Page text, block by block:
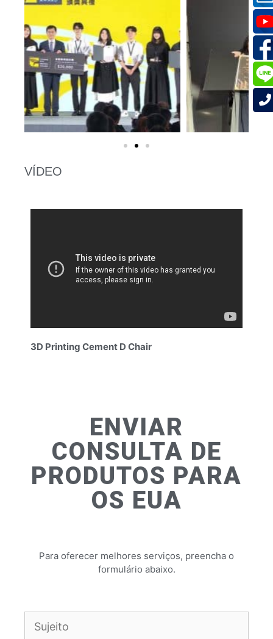
VÍDEO
3D Printing Cement D Chair
ENVIAR
CONSULTA DE
PRODUTOS PARA
OS EUA
Para oferecer melhores serviços, preencha o
formulário abaixo.